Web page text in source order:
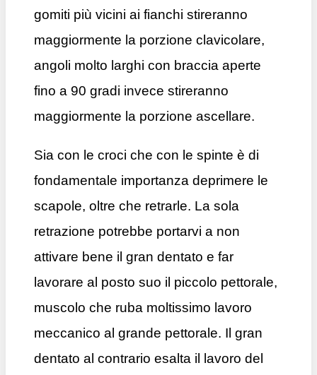
gomiti più vicini ai fianchi stireranno
maggiormente la porzione clavicolare,
angoli molto larghi con braccia aperte
fino a 90 gradi invece stireranno
maggiormente la porzione ascellare.
Sia con le croci che con le spinte è di
fondamentale importanza deprimere le
scapole, oltre che retrarle. La sola
retrazione potrebbe portarvi a non
attivare bene il gran dentato e far
lavorare al posto suo il piccolo pettorale,
muscolo che ruba moltissimo lavoro
meccanico al grande pettorale. Il gran
dentato al contrario esalta il lavoro del